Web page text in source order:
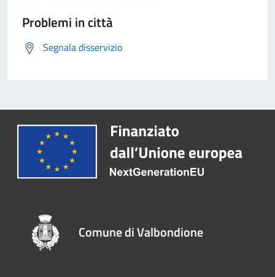
Problemi in città
Segnala disservizio
Comune di Valbondione